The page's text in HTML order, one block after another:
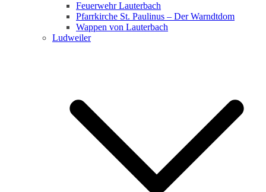
Feuerwehr Lauterbach
Pfarrkirche St. Paulinus – Der Warndtdom
Wappen von Lauterbach
Ludweiler